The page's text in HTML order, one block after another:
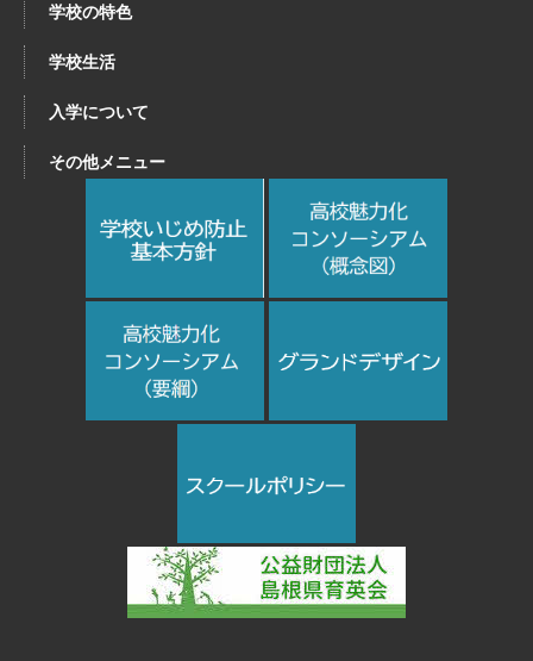
学校の特色
学校生活
入学について
その他メニュー